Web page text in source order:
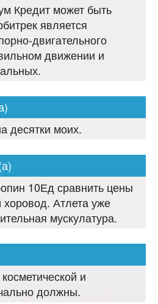
Кредит может быть
является
двигательного
движении и
десятки моих.
10Ед сравнить цены
Атлета уже
мускулатура.
и
должны.